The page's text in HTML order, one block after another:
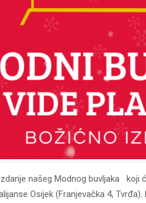
našeg Modnog buvljaka koji
Osijek (Franjevačka 4,